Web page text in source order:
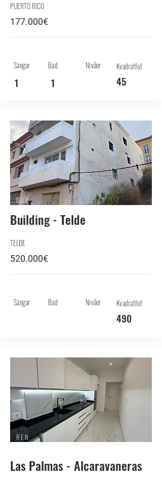
PUERTO RICO
177.000€
Sängar Bad Nivåer Kvadratfot
1 1 45
BUY
Building - Telde
TELDE
520.000€
Sängar Bad Nivåer Kvadratfot
490
REN
Las Palmas - Alcaravaneras